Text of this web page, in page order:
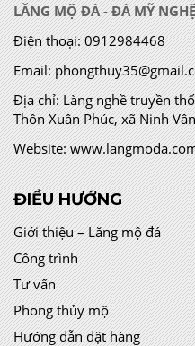
LĂNG MỘ ĐÁ - ĐÁ MỸ
Điện thoại: 0912984468
Email:
Địa chỉ:Làng nghề truyền
Thôn Xuân Phúc, xã Ninh
Website:
ĐIỀU HƯỚNG
Giới thiệu – Lăng mộ đá
Công trình
Tư vấn
Phong thủy mộ
Hướng dẫn đặt hàng